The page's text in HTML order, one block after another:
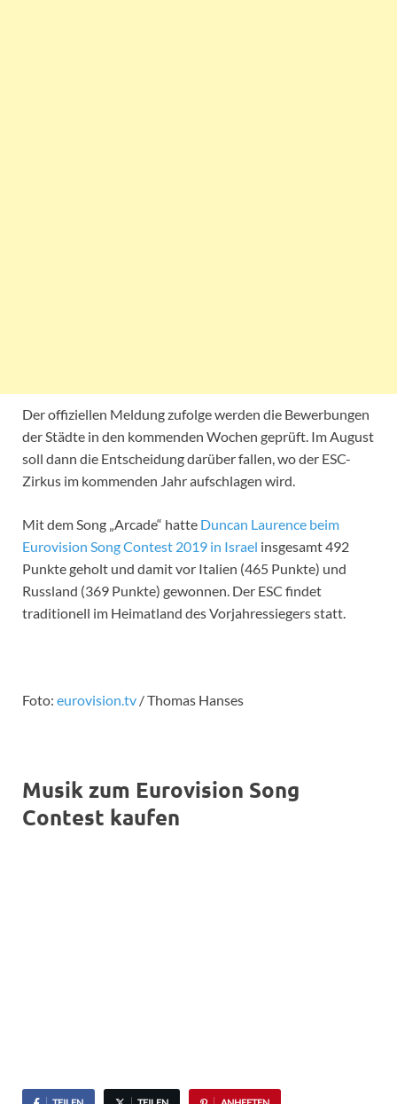
Der offiziellen Meldung zufolge werden die Bewerbungen
der Städte in den kommenden Wochen geprüft. Im August
soll dann die Entscheidung darüber fallen, wo der ESC-
Zirkus im kommenden Jahr aufschlagen wird.
Mit dem Song „Arcade“ hatte Duncan Laurence beim
Eurovision Song Contest 2019 in Israel insgesamt 492
Punkte geholt und damit vor Italien (465 Punkte) und
Russland (369 Punkte) gewonnen. Der ESC findet
traditionell im Heimatland des Vorjahressiegers statt.
Foto: eurovision.tv / Thomas Hanses
Musik zum Eurovision Song
Contest kaufen